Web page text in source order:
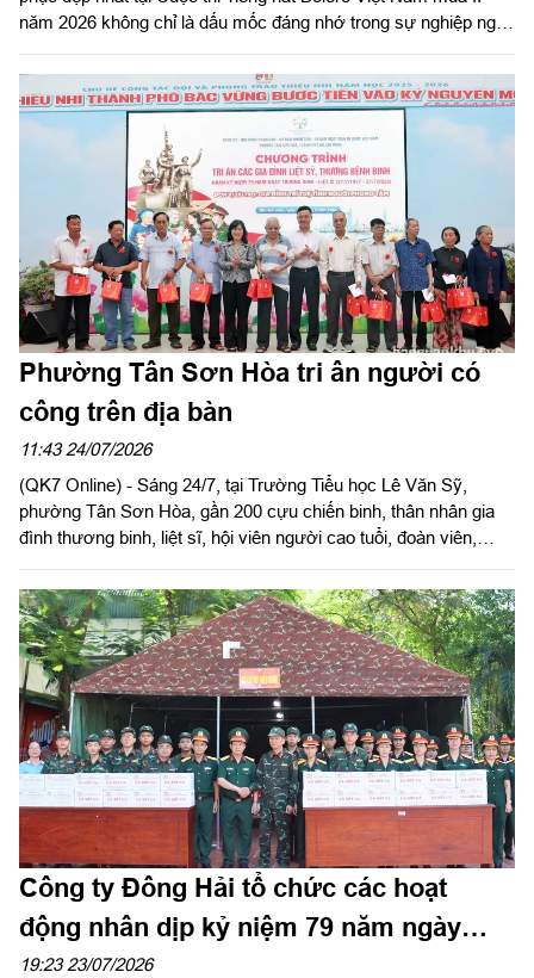
năm 2026 không chỉ là dấu mốc đáng nhớ trong sự nghiệp nghệ
Văn công Quân khu 7, mà còn là niềm tự hào của những người
làm công tác văn hóa, văn nghệ trong LLVT Quân khu.
Phường Tân Sơn Hòa tri ân người có
công trên địa bàn
11:43 24/07/2026
(QK7 Online) - Sáng 24/7, tại Trường Tiểu học Lê Văn Sỹ,
phường Tân Sơn Hòa, gần 200 cựu chiến binh, thân nhân gia
đình thương binh, liệt sĩ, hội viên người cao tuổi, đoàn viên,
biểu diễn nghệ thuật “Vang mãi bản hùng ca” kỷ niệm 79 năm
Ngày Thương binh - Liệt sĩ (27/7/1947 - 27/7/2026).
Công ty Đông Hải tổ chức các hoạt
động nhân dịp kỷ niệm 79 năm ngày
Thương binh - Liệt sĩ
19:23 23/07/2026